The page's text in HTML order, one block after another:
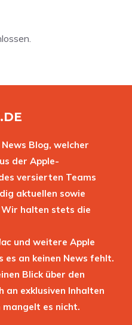
Blog, welcher
der Apple-
versierten Teams
aktuellen sowie
halten stets die
und weitere Apple
es an keinen News fehlt.
Blick über den
an exklusiven Inhalten
mangelt es nicht.